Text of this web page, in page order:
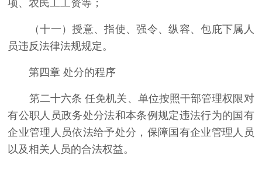
项、农民工工资等；
（十一）授意、指使、强令、纵容、包庇下属人
员违反法律法规规定。
第四章 处分的程序
第二十六条 任免机关、单位按照干部管理权限对
有公职人员政务处分法和本条例规定违法行为的国有
企业管理人员依法给予处分，保障国有企业管理人员
以及相关人员的合法权益。